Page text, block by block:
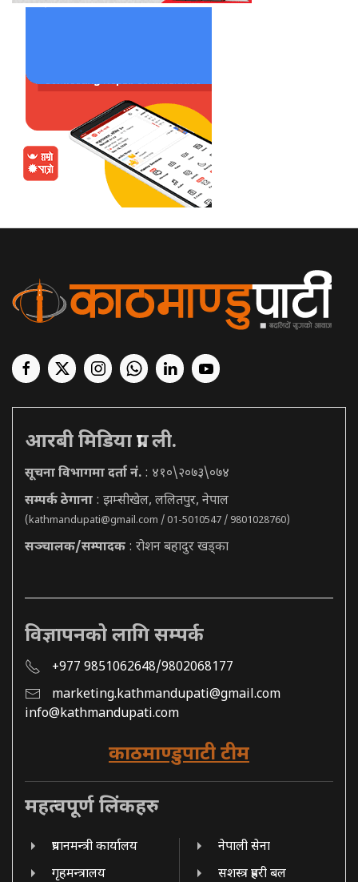
आरबी मिडिया प्रा. ली.
सूचना विभागमा दर्ता नं. : ४१०\२०७३\०७४
सम्पर्क ठेगाना : झम्सीखेल, ललितपुर, नेपाल
(kathmandupati@gmail.com / 01-5010547 / 9801028760)
सञ्चालक/सम्पादक : रोशन बहादुर खड्का
विज्ञापनको लागि सम्पर्क
+977 9851062648/9802068177
marketing.kathmandupati@gmail.com
info@kathmandupati.com
काठमाण्डुपाटी टीम
महत्वपूर्ण लिंकहरु
प्रधानमन्त्री कार्यालय
गृहमन्त्रालय
नेपाली सेना
सशस्त्र प्रहरी बल